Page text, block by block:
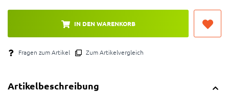
IN DEN WARENKORB
Fragen zum Artikel Zum Artikelvergleich
Artikelbeschreibung